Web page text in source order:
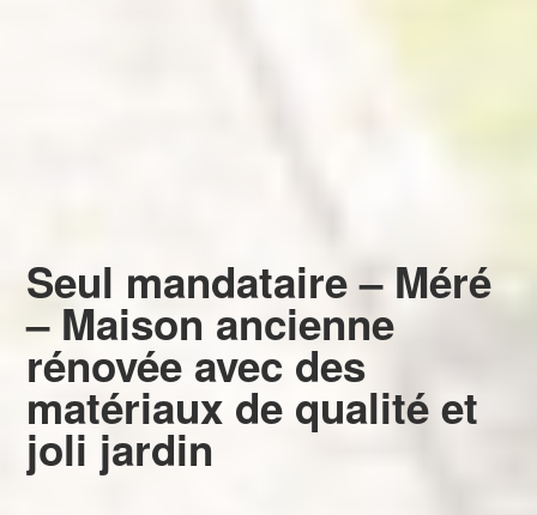
Seul mandataire – Méré
– Maison ancienne
rénovée avec des
matériaux de qualité et
joli jardin